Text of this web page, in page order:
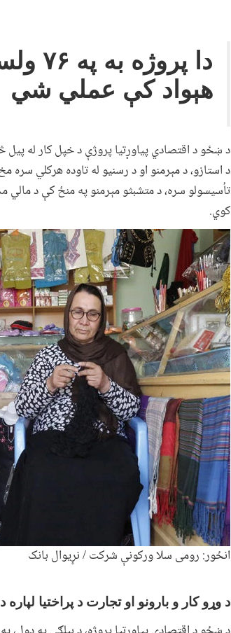
دا پروژه به په ۷۶
هېواد کې عملي شي
تأسیسولو سره، د متشبثو مېرمنو په منځ کې د مالي
کوي.
Image
انځور: رومی سلا ورکونې شرکت / نړیوال بانک
د وړو کار و بارونو او تجارت د پراختیا